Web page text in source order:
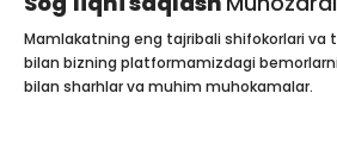
Mamlakatning eng tajribali shifokorlari
bilan bizning platformamizdagi
bilan sharhlar va muhim muhokamalar.